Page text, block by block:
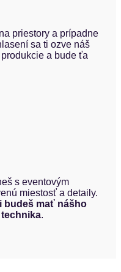
priestory a prípadne
sa ti ozve náš
a bude ťa
s eventovým
miestosť a detaily.
budeš mať nášho
.